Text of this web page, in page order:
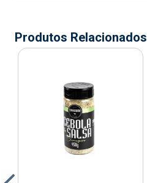
Produtos Relacionados